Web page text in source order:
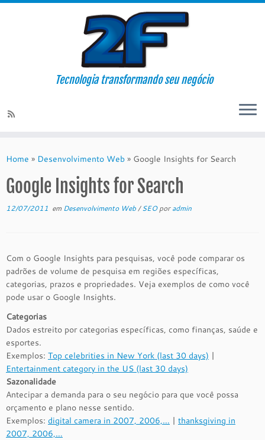
Tecnologia transformando seu negócio
Home » Desenvolvimento Web » Google Insights for Search
Google Insights for Search
12/07/2011 em Desenvolvimento Web/SEOporadmin
Com o Google Insights para pesquisas, você pode comparar os
padrões de volume de pesquisa em regiões específicas,
categorias, prazos e propriedades. Veja exemplos de como você
pode usar o Google Insights.
Categorias
Dados estreito por categorias específicas, como finanças, saúde e
esportes.
Exemplos: Top celebrities in New York (last 30 days) |
Entertainment category in the US (last 30 days)
Sazonalidade
Antecipar a demanda para o seu negócio para que você possa
orçamento e plano nesse sentido.
Exemplos: digital camera in 2007, 2006,… | thanksgiving in
2007, 2006,…